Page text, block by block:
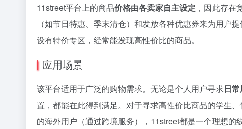
11street平台上的商品价格由各卖家自主设定 ，因此存在
（如节日特惠、季末清仓）和发放各种优惠券来为用户
设有特价专区，经常能发现高性价比的商品。
应用场景
该平台适用于广泛的购物需求。无论是个人用户寻求日
置，都能在此得到满足。对于寻求高性价比商品的学生
的海外用户（通过跨境服务），11street都是一个理想的